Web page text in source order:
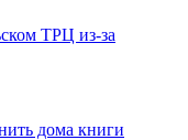
ТРЦ из-за
дома книги